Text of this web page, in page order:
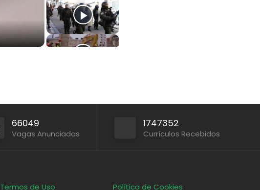
66049
Vagas Anunciadas
1747352
Currículos Recebidos
Termos de Uso Política de Cookies